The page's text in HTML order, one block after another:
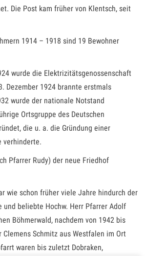
Die Post kam früher von Klentsch, seit
1914 – 1918 sind 19 Bewohner
wurde die Elektrizitätsgenossenschaft
Dezember 1924 brannte erstmals
wurde der nationale Notstand
Ortsgruppe des Deutschen
die u. a. die Gründung einer
verhinderte.
Pfarrer Rudy) der neue Friedhof
wie schon früher viele Jahre hindurch der
und beliebte Hochw. Herr Pfarrer Adolf
Böhmerwald, nachdem von 1942 bis
Clemens Schmitz aus Westfalen im Ort
waren bis zuletzt Dobraken,